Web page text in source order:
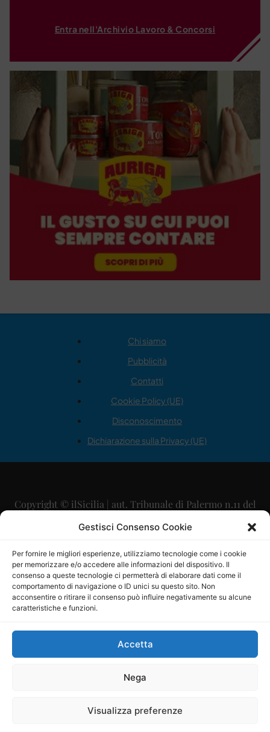
Gestisci Consenso Cookie
Per fornire le migliori esperienze, utilizziamo tecnologie come i cookie
per memorizzare e/o accedere alle informazioni del dispositivo. Il
consenso a queste tecnologie ci permetterà di elaborare dati come il
comportamento di navigazione o ID unici su questo sito. Non
acconsentire o ritirare il consenso può influire negativamente su alcune
caratteristiche e funzioni.
Accetta
Nega
Visualizza preferenze
Entra nell'Archivio Lavoro & Concorsi
Chi siamo
Pubblicità
Contatti
Cookie Policy (UE)
Disconoscimento
Dichiarazione sulla Privacy (UE)
Copyright © ilSicilia | aut. Tribunale di Palermo n.11 del
29/09/2015
Direttore Editoriale: Maurizio Scaglione
Direttore Responsabile: Maria Calabrese
P.IVA: 06334930820
Mercurio Comunicazione Società Cooperativa a r.l. è
iscritta al Registro degli Operatori di Comunicazione al
Sito gestito daLa Digitale srl–info@ladigitale.it